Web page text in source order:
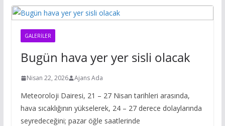
GALERILER
Bugün hava yer yer sisli olacak
Nisan 22, 2026 Ajans Ada
Meteoroloji Dairesi, 21 – 27 Nisan tarihleri arasında,
hava sıcaklığının yükselerek, 24 – 27 derece dolaylarında
seyredeceğini; pazar öğle saatlerinde